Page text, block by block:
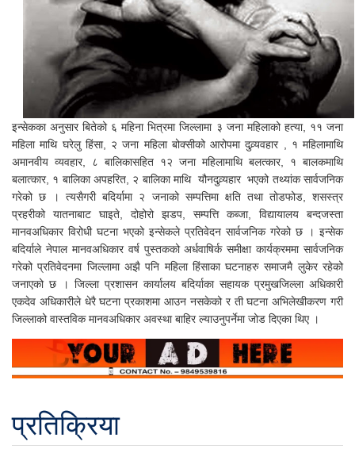
इन्सेकका अनुसार बितेको ६ महिना भित्रमा जिल्लामा ३ जना महिलाको हत्या, ११ जना
महिला माथि घरेलु हिंसा, २ जना महिला बोक्सीको आरोपमा दुव्र्यवहार , १ महिलामाथि
अमानवीय व्यवहार, ८ बालिकासहित १२ जना महिलामाथि बलत्कार, १ बालकमाथि
बलात्कार, १ बालिका अपहरित, २ बालिका माथि यौनदुव्र्यहार भएको तथ्यांक सार्वजनिक
गरेको छ । त्यसैगरी बदिर्यामा २ जनाको सम्पत्तिमा क्षति तथा तोडफोड, शसस्त्र
प्रहरीको यातनाबाट घाइते, दोहोरो झडप, सम्पत्ति कब्जा, विद्यायालय बन्दजस्ता
मानवअधिकार विरोधी घटना भएको इन्सेकले प्रतिवेदन सार्वजनिक गरेको छ । इन्सेक
बदिर्याले नेपाल मानवअधिकार वर्ष पुस्तकको अर्धवाषिर्क समीक्षा कार्यक्रममा सार्वजनिक
गरेको प्रतिवेदनमा जिल्लामा अझै पनि महिला हिंसाका घटनाहरु समाजमै लुकेर रहेको
जनाएको छ । जिल्ला प्रशासन कार्यालय बदिर्याका सहायक प्रमुखजिल्ला अधिकारी
एकदेव अधिकारीले धेरै घटना प्रकाशमा आउन नसकेको र ती घटना अभिलेखीकरण गरी
जिल्लाको वास्तविक मानवअधिकार अवस्था बाहिर ल्याउनुपर्नेमा जोड दिएका थिए ।
प्रतिक्रिया